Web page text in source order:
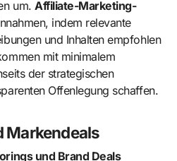
um.Affiliate-Marketing-
indem relevante
und Inhalten empfohlen
mit minimalem
der strategischen
Offenlegung schaffen.
Markendeals
und Brand Deals